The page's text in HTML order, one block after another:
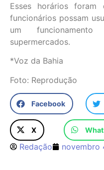
Esses horários foram
funcionários possam
um
supermercados.
*Voz da Bahia
Foto: Reprodução
Facebook
X
Redação novembro